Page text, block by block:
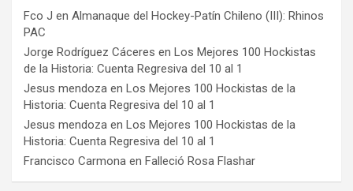
Fco J en Almanaque del Hockey-Patín Chileno (III): Rhinos
PAC
Jorge Rodríguez Cáceres en Los Mejores 100 Hockistas
de la Historia: Cuenta Regresiva del 10 al 1
Jesus mendoza en Los Mejores 100 Hockistas de la
Historia: Cuenta Regresiva del 10 al 1
Jesus mendoza en Los Mejores 100 Hockistas de la
Historia: Cuenta Regresiva del 10 al 1
Francisco Carmona en Falleció Rosa Flashar